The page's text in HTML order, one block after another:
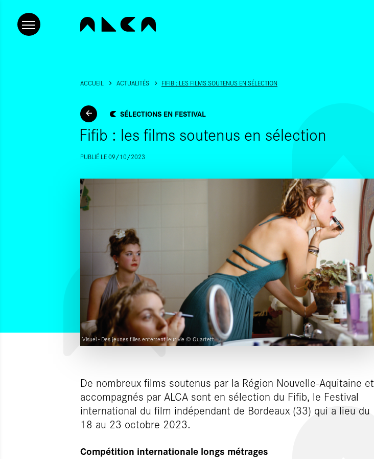
ACCUEIL ACTUALITÉS FIFIB : LES FILMS SOUTENUS EN SÉLECTION
SÉLECTIONS EN FESTIVAL
Fifib : les films soutenus en sélection
PUBLIÉ LE 09/10/2023
Visuel - Des jeunes filles enterrent leur vie © Quartett
De nombreux films soutenus par la Région Nouvelle-Aquitaine et
accompagnés par ALCA sont en sélection du Fifib, le Festival
international du film indépendant de Bordeaux (33) qui a lieu du
18 au 23 octobre 2023.
Compétition internationale longs métrages